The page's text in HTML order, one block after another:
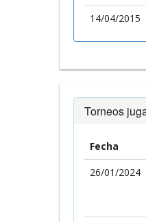
14/04/2015
Torneos
Fecha
26/01/2024